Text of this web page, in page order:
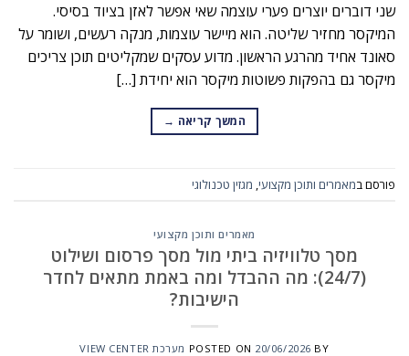
שני דוברים יוצרים פערי עוצמה שאי אפשר לאזן בציוד בסיסי.
המיקסר מחזיר שליטה. הוא מיישר עוצמות, מנקה רעשים, ושומר על
סאונד אחיד מהרגע הראשון. מדוע עסקים שמקליטים תוכן צריכים
מיקסר גם בהפקות פשוטות מיקסר הוא יחידת […]
המשך קריאה →
פורסם במאמרים ותוכן מקצועי, מגזין טכנולוגי
מאמרים ותוכן מקצועי
מסך טלוויזיה ביתי מול מסך פרסום ושילוט
(24/7): מה ההבדל ומה באמת מתאים לחדר
הישיבות?
POSTED ON 20/06/2026 BY מערכת VIEW CENTER